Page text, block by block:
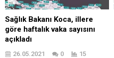
Sağlık Bakanı Koca, illere
göre haftalık vaka sayısını
açıkladı
26.05.2021 0 15